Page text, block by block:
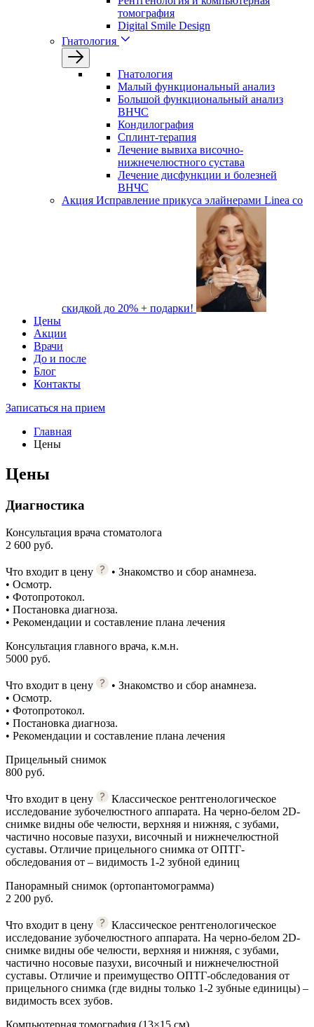
томография
Digital Smile Design
Гнатология
Гнатология
Малый функциональный анализ
Большой функциональный анализ
ВНЧС
Кондилография
Сплинт-терапия
Лечение вывиха височно-
нижнечелюстного сустава
Лечение дисфункции и болезней
ВНЧС
Акция Исправление прикуса элайнерами Linea со
скидкой до 20% + подарки!
Цены
Акции
Врачи
До и после
Блог
Контакты
Записаться на прием
Главная
Цены
Цены
Диагностика
Консультация врача стоматолога
2 600 руб.
Что входит в цену
• Знакомство и сбор анамнеза.
• Осмотр.
• Фотопротокол.
• Постановка диагноза.
• Рекомендации и составление плана лечения
Консультация главного врача, к.м.н.
5000 руб.
Что входит в цену
• Знакомство и сбор анамнеза.
• Осмотр.
• Фотопротокол.
• Постановка диагноза.
• Рекомендации и составление плана лечения
Прицельный снимок
800 руб.
Что входит в цену
Классическое рентгенологическое
исследование зубочелюстного аппарата. На черно-белом 2D-
снимке видны обе челюсти, верхняя и нижняя, с зубами,
частично носовые пазухи, височный и нижнечелюстной
суставы. Отличие прицельного снимка от ОПТГ-
обследования от – видимость 1-2 зубной единиц
Панорамный снимок (ортопантомограмма)
2 200 руб.
Что входит в цену
Классическое рентгенологическое
исследование зубочелюстного аппарата. На черно-белом 2D-
снимке видны обе челюсти, верхняя и нижняя, с зубами,
частично носовые пазухи, височный и нижнечелюстной
суставы. Отличие и преимущество ОПТГ-обследования от
прицельного снимка (где видны только 1-2 зубные единицы) –
видимость всех зубов.
Компьютерная томография (13×15 см)